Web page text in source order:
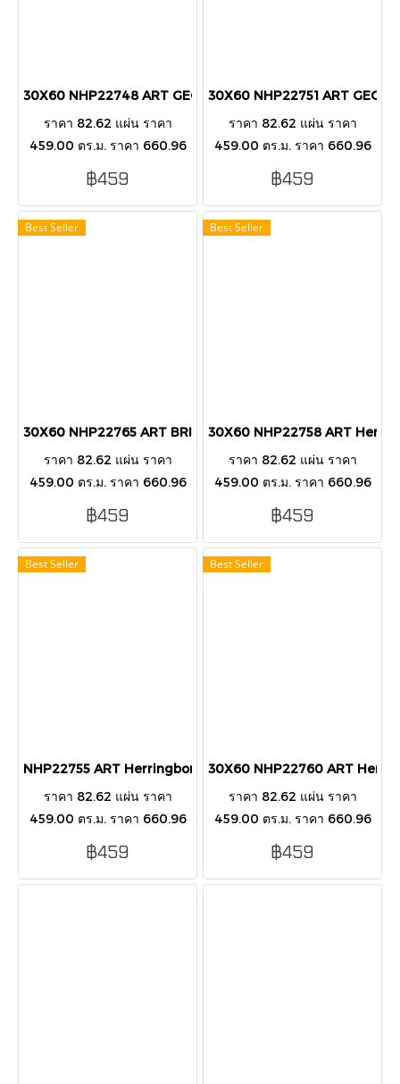
30X60 NHP22748 ART GEOMETRIC PINK GLOSS (PK8)
ราคา 82.62 แผ่น ราคา
459.00 ตร.ม. ราคา 660.96
กล่อง บรรขุ 8 แผ่น/กล่อง/1.44
ตารางเมตร กระเบื้องตกแต่ง
ผนังภายนอก-ในอาคาร
฿459
30X60 NHP22751 ART
ราคา 82.62 แผ่น ราคา
459.00 ตร.ม. ราคา 660.96
กล่อง บรรขุ 8 แผ่น/กล่อง/1.44
ตารางเมตร กระเบื้องตกแต่ง
ผนังภายนอก-ในอาคาร
฿459
Best Seller
30X60 NHP22765 ART BRICK pink GLOSSY
ราคา 82.62 แผ่น ราคา
459.00 ตร.ม. ราคา 660.96
กล่อง บรรขุ 8 แผ่น/กล่อง/1.44
ตารางเมตร กระเบื้องตกแต่ง
ผนังภายนอก-ในอาคาร
฿459
Best Seller
30X60 NHP22758 ART
ราคา 82.62 แผ่น ราคา
459.00 ตร.ม. ราคา 660.96
กล่อง บรรขุ 8 แผ่น/กล่อง/1.44
ตารางเมตร กระเบื้องตกแต่ง
ผนังภายนอก-ในอาคาร
฿459
Best Seller
NHP22755 ART Herringbone Blue 30X60 PK8
ราคา 82.62 แผ่น ราคา
459.00 ตร.ม. ราคา 660.96
กล่อง บรรขุ 8 แผ่น/กล่อง/1.44
ตารางเมตร กระเบื้องตกแต่ง
ผนังภายนอก-ในอาคาร
฿459
Best Seller
30X60 NHP22760 ART
ราคา 82.62 แผ่น ราคา
459.00 ตร.ม. ราคา 660.96
กล่อง บรรขุ 8 แผ่น/กล่อง/1.44
ตารางเมตร กระเบื้องตกแต่ง
ผนังภายนอก-ในอาคาร
฿459